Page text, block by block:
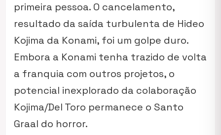
primeira pessoa. O cancelamento,
resultado da saída turbulenta de Hideo
Kojima da Konami, foi um golpe duro.
Embora a Konami tenha trazido de volta
a franquia com outros projetos, o
potencial inexplorado da colaboração
Kojima/Del Toro permanece o Santo
Graal do horror.